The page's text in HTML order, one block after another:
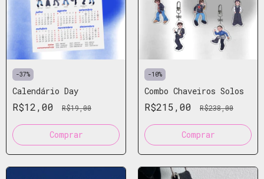
-37%
Calendário Day
R$12,00 R$19,00
-10%
Combo Chaveiros Solos
R$215,00 R$238,00